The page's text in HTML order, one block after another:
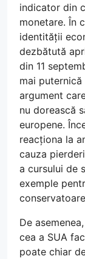
indicator din
monetare. În
identității
dezbătută
din 11
mai
argument
nu dorească
europene.
reacționa la
cauza
a cursului de
exemple
De
cea a SUA
poate chiar